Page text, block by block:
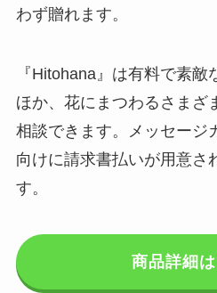
わず贈れます。
『Hitohana』は有料で素
ほか、花にまつわるさまざ
相談できます。メッセージ
向けに請求書払いが用意さ
す。
商品詳細